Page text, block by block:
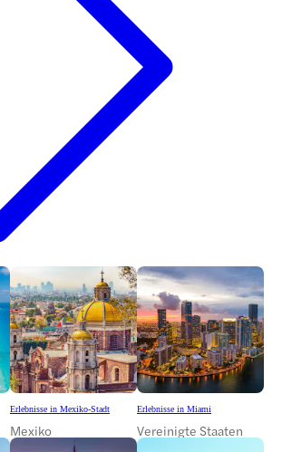
Erlebnisse in Mexiko-Stadt
Mexiko
Erlebnisse in Miami
Vereinigte Staaten